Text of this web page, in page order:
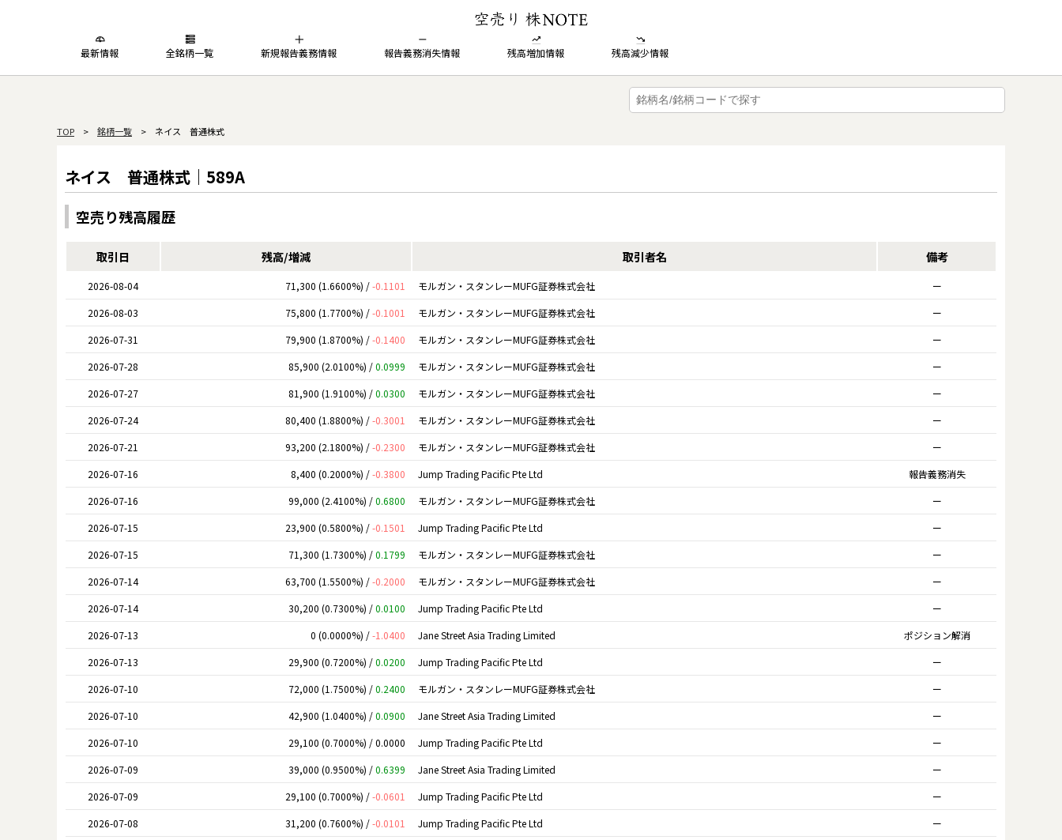
最新情報 全銘柄一覧 新規報告義務情報 報告義務消失情報 残高増加情報 残高減少情報
TOP > 銘柄一覧 > ネイス 普通株式
ネイス 普通株式｜589A
空売り残高履歴
取引日 残高/増減 取引者名 備考
2026-08-04 71,300 (1.6600%) /-0.1101 モルガン・スタンレーMUFG証券株式会社
ー
2026-08-03
75,800 (1.7700%) /-0.1001 モルガン・スタンレーMUFG証券株式会社
ー
2026-07-31
79,900 (1.8700%) /-0.1400 モルガン・スタンレーMUFG証券株式会社
ー
2026-07-28
85,900 (2.0100%) /0.0999 モルガン・スタンレーMUFG証券株式会社
ー
2026-07-27
81,900 (1.9100%) /0.0300 モルガン・スタンレーMUFG証券株式会社
ー
2026-07-24
80,400 (1.8800%) /-0.3001 モルガン・スタンレーMUFG証券株式会社
ー
2026-07-21
93,200 (2.1800%) /-0.2300 モルガン・スタンレーMUFG証券株式会社
ー
2026-07-16
8,400 (0.2000%) /-0.3800 Jump Trading Pacific Pte Ltd
報告義務消失
2026-07-16
99,000 (2.4100%) /0.6800 モルガン・スタンレーMUFG証券株式会社
ー
2026-07-15
23,900 (0.5800%) /-0.1501 Jump Trading Pacific Pte Ltd
ー
2026-07-15
71,300 (1.7300%) /0.1799 モルガン・スタンレーMUFG証券株式会社
ー
2026-07-14
63,700 (1.5500%) /-0.2000 モルガン・スタンレーMUFG証券株式会社
ー
2026-07-14
30,200 (0.7300%) /0.0100 Jump Trading Pacific Pte Ltd
ー
2026-07-13
0 (0.0000%) /-1.0400 Jane Street Asia Trading Limited
ポジション解消
2026-07-13
29,900 (0.7200%) /0.0200 Jump Trading Pacific Pte Ltd
ー
2026-07-10
72,000 (1.7500%) /0.2400 モルガン・スタンレーMUFG証券株式会社
ー
2026-07-10
42,900 (1.0400%) /0.0900 Jane Street Asia Trading Limited
ー
2026-07-10
29,100 (0.7000%) /0.0000 Jump Trading Pacific Pte Ltd
ー
2026-07-09
39,000 (0.9500%) /0.6399 Jane Street Asia Trading Limited
ー
2026-07-09
29,100 (0.7000%) /-0.0601 Jump Trading Pacific Pte Ltd
ー
2026-07-08
31,200 (0.7600%) /-0.0101 Jump Trading Pacific Pte Ltd
ー